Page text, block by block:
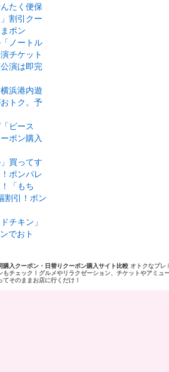
たく便保
割引クー
ポン
ノートル
チケット
演は即完
浜港内遊
トク。予
ビース
ポン購入
買ってす
ポンパレ
「もち
割引！ポン
チキン」
でおト
入クーポン・日替りクーポン購入サイト比較 オトクなプレ
もチェック！グルメやリラクゼーション、チケットやアミ
そのままお店に行くだけ！